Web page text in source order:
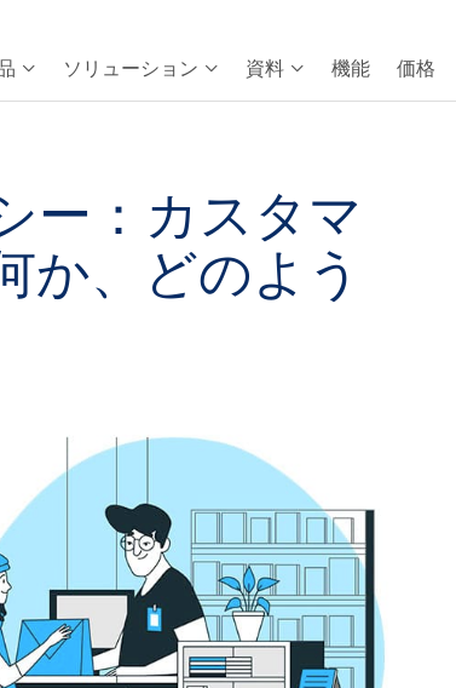
ソリューション 資料 機能 価格
ー：カスタマ
か、どのよう